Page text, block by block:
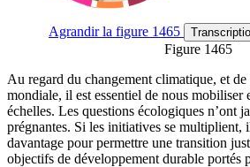
Agrandirla figure 1465
Figure 1465
Au regard du changement climatique, et de
mondiale, il est essentiel de nous mobiliser
échelles. Les questions écologiques n’ont
prégnantes. Si les initiatives se multiplient,
davantage pour permettre une transition
objectifs de développement durable portés